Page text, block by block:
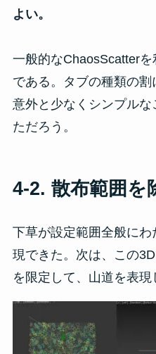
よい。
一般的なChaosScatter
である。タブの種類の
意外と少なくシンプル
ただろう。
4-2. 散布範囲を
下草が設定範囲全般に
現できた。次は、この
を限定して、山道を表現